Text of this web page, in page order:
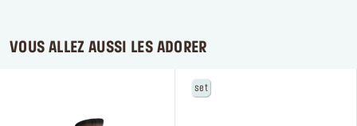
VOUS ALLEZ AUSSI LES ADORER
set